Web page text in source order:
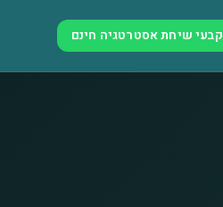
קבעי שיחת אסטרטגיה חינם